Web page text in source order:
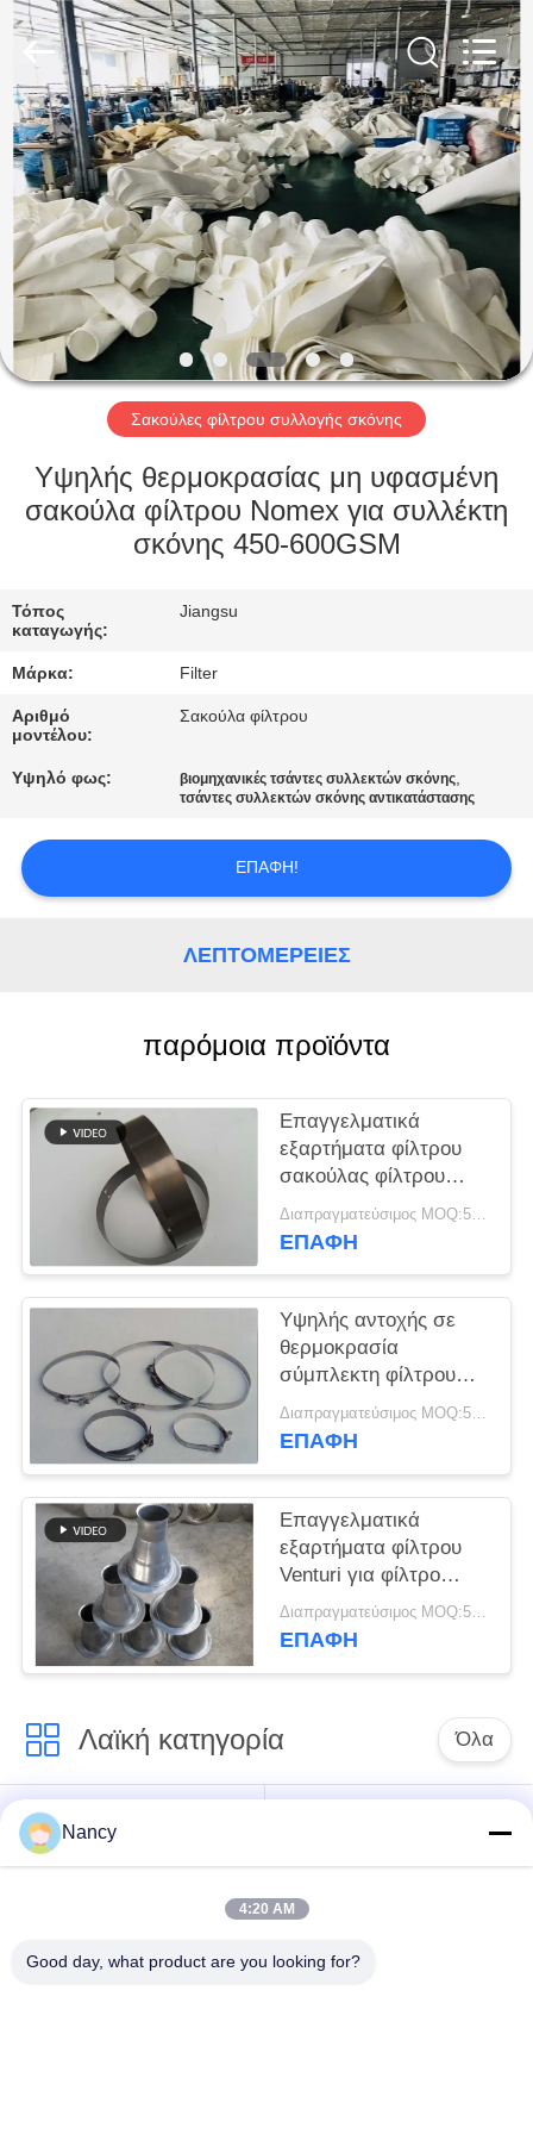
ΣΠΊΤΙ
ΠΡΟΪΌΝΤΑ
ΣΧΕΤΙΚΆ
ΜΕ
ΕΜΆΣ
ΓΎΡΟΣ
ΕΡΓΟΣΤΑΣΊΩΝ
ΠΟΙΟΤΙΚΌΣ
ΜΑΣ
ΣΕ
ΕΠΑΦΉ
ΕΙΔΉΣΕΙΣ
ΖΗΤΉΣΤΕ
ΑΠΌΣΠΑΣΜΑ
SITEMAP
ΠΟΛΙΤΙΚΉ
ΑΠΟΡΡΉΤΟΥ
Anhui
Filter
Environmental
Technology
Co.,Ltd..
Rights
Reserved.
Σακούλες φίλτρου συλλογής σκόνης
Υψηλής θερμοκρασίας μη υφασμένη
σακούλα φίλτρου Nomex για συλλέκτη
σκόνης 450-600GSM
Τόπος
καταγωγής:
Jiangsu
Μάρκα: Filter
Αριθμό
μοντέλου:
Σακούλα φίλτρου
Υψηλό φως: βιομηχανικές τσάντες συλλεκτών σκόνης,
τσάντες συλλεκτών σκόνης αντικατάστασης
ΕΠΑΦΉ!
ΛΕΠΤΟΜΈΡΕΙΕΣ
παρόμοια προϊόντα
Επαγγελματικά
εξαρτήματα φίλτρου
σακούλας φίλτρου
Snap Band
Διαφορετικό υλικό και
Διαπραγματεύσιμος MOQ:50 τεμ
ΕΠΑΦΉ
Υψηλής αντοχής σε
θερμοκρασία
σύμπλεκτη φίλτρου
χαμηλής ευκαμψίας
Διαπραγματεύσιμος MOQ:50 τεμ
ΕΠΑΦΉ
Επαγγελματικά
εξαρτήματα φίλτρου
Venturi για φίλτρο
κλουβί
προσαρμοσμένο
Διαπραγματεύσιμος MOQ:50 τεμ
ΕΠΑΦΉ
Λαϊκή κατηγορία Όλα
Σακούλες φίλτρου
συλλογής σκόνης
σακούλα φίλτρου
Nancy
4:20 AM
Good day, what product are you looking for?